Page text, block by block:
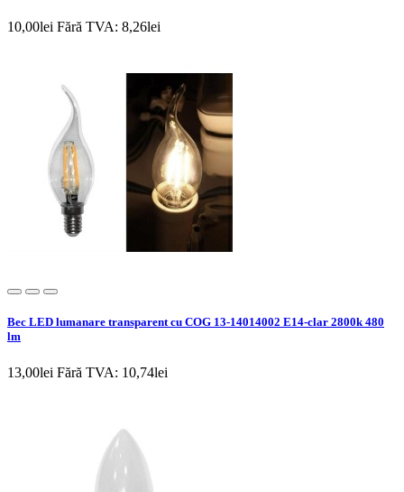
10,00lei Fără TVA: 8,26lei
Bec LED lumanare transparent cu COG 13-14014002 E14-clar 2800k 480
lm
13,00lei Fără TVA: 10,74lei